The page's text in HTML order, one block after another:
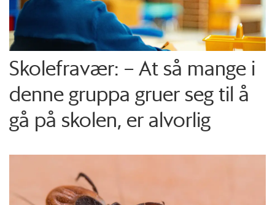
Skolefravær: – At så mange i
denne gruppa gruer seg til å
gå på skolen, er alvorlig